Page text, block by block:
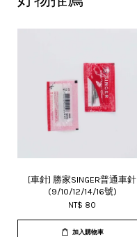
[車針] 勝家SINGER普通車針
(9/10/12/14/16號)
NT$ 80
加入購物車